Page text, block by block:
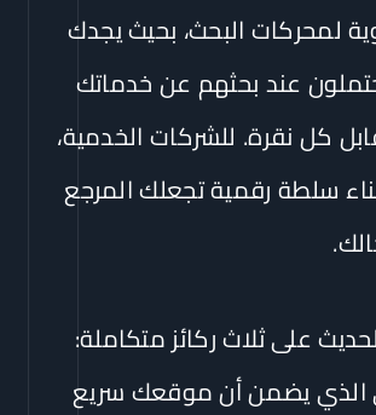
لمحركات البحث، بحيث يجدك
عند بحثهم عن خدماتك
كل نقرة. للشركات الخدمية،
سلطة رقمية تجعلك المرجع
على ثلاث ركائز متكاملة:
الذي يضمن أن موقعك سريع